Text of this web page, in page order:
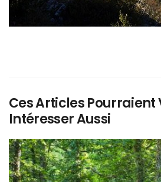
Ces Articles Pourraient
Intéresser Aussi